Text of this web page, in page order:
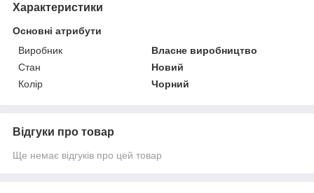
Характеристики
Основні атрибути
Виробник
Власне виробництво
Стан
Новий
Колір
Чорний
Відгуки про товар
Ще немає відгуків про цей товар